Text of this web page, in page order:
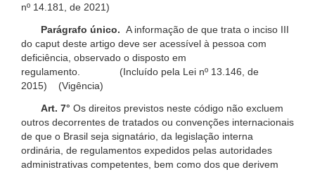
nº 14.181, de 2021)
Parágrafo único. A informação de que trata o inciso III
do caput deste artigo deve ser acessível à pessoa com
deficiência, observado o disposto em
regulamento. (Incluído pela Lei nº 13.146, de
2015) (Vigência)
Art. 7° Os direitos previstos neste código não excluem
outros decorrentes de tratados ou convenções internacionais
de que o Brasil seja signatário, da legislação interna
ordinária, de regulamentos expedidos pelas autoridades
administrativas competentes, bem como dos que derivem